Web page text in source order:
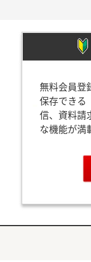
無料会員登
保存できる
信、資料請
な機能が満